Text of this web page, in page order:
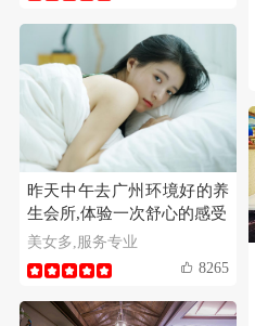
昨天中午去广州环境好的养
生会所,体验一次舒心的感受
美女多,服务专业
8265